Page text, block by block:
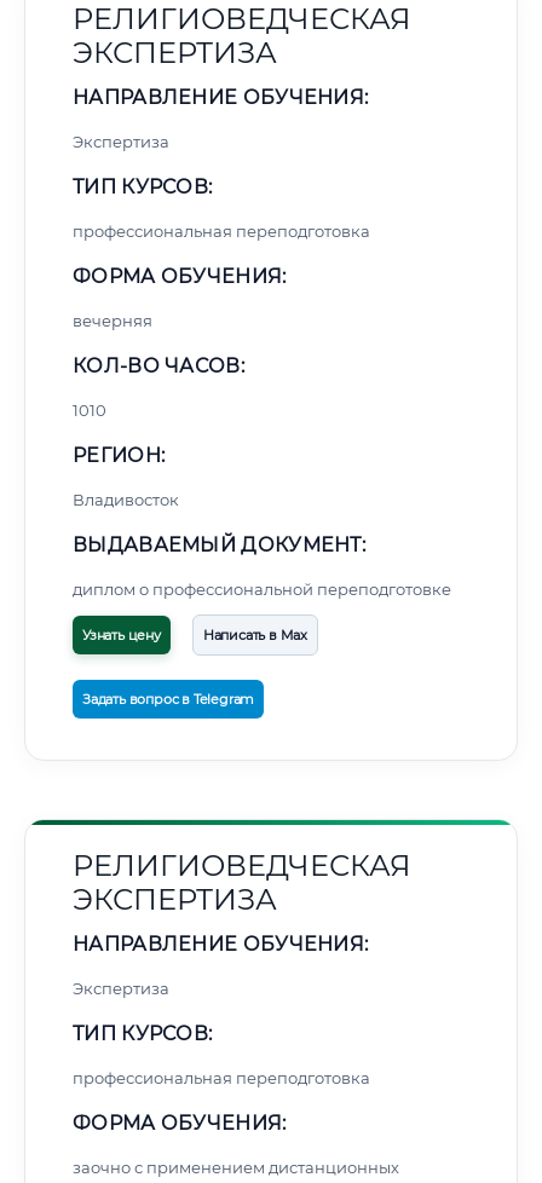
РЕЛИГИОВЕДЧЕСКАЯ
ЭКСПЕРТИЗА
НАПРАВЛЕНИЕ ОБУЧЕНИЯ:
Экспертиза
ТИП КУРСОВ:
профессиональная переподготовка
ФОРМА ОБУЧЕНИЯ:
вечерняя
КОЛ-ВО ЧАСОВ:
1010
РЕГИОН:
Владивосток
ВЫДАВАЕМЫЙ ДОКУМЕНТ:
диплом о профессиональной переподготовке
Узнать цену Написать в Max
Задать вопрос в Telegram
РЕЛИГИОВЕДЧЕСКАЯ
ЭКСПЕРТИЗА
НАПРАВЛЕНИЕ ОБУЧЕНИЯ:
Экспертиза
ТИП КУРСОВ:
профессиональная переподготовка
ФОРМА ОБУЧЕНИЯ:
заочно с применением дистанционных